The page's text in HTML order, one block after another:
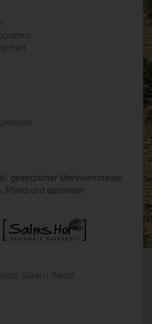
gesetzlicher Mehrwertsteuer,
Pfand und optionaler
Büren i.Westf.